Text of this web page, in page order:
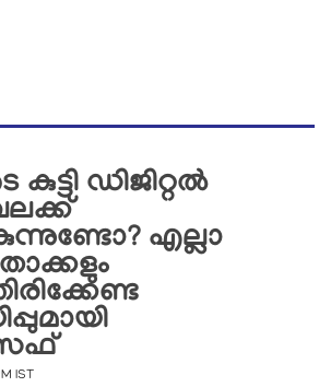
കുട്ടി ഡിജിറ്റൽ
എല്ലാ
IST